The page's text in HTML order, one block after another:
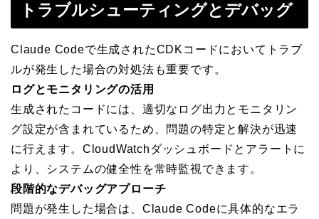
トラブルシューティングとデバッグ
Claude Codeで生成されたCDKコードにおいてトラブ
ルが発生した場合の対処法も重要です。
ログとモニタリングの活用
生成されたコードには、適切なログ出力とモニタリン
グ設定が含まれているため、問題の特定と解決が迅速
に行えます。CloudWatchダッシュボードとアラートに
より、システムの健全性を常時監視できます。
段階的なデバッグアプローチ
問題が発生した場合は、Claude Codeに具体的なエラ